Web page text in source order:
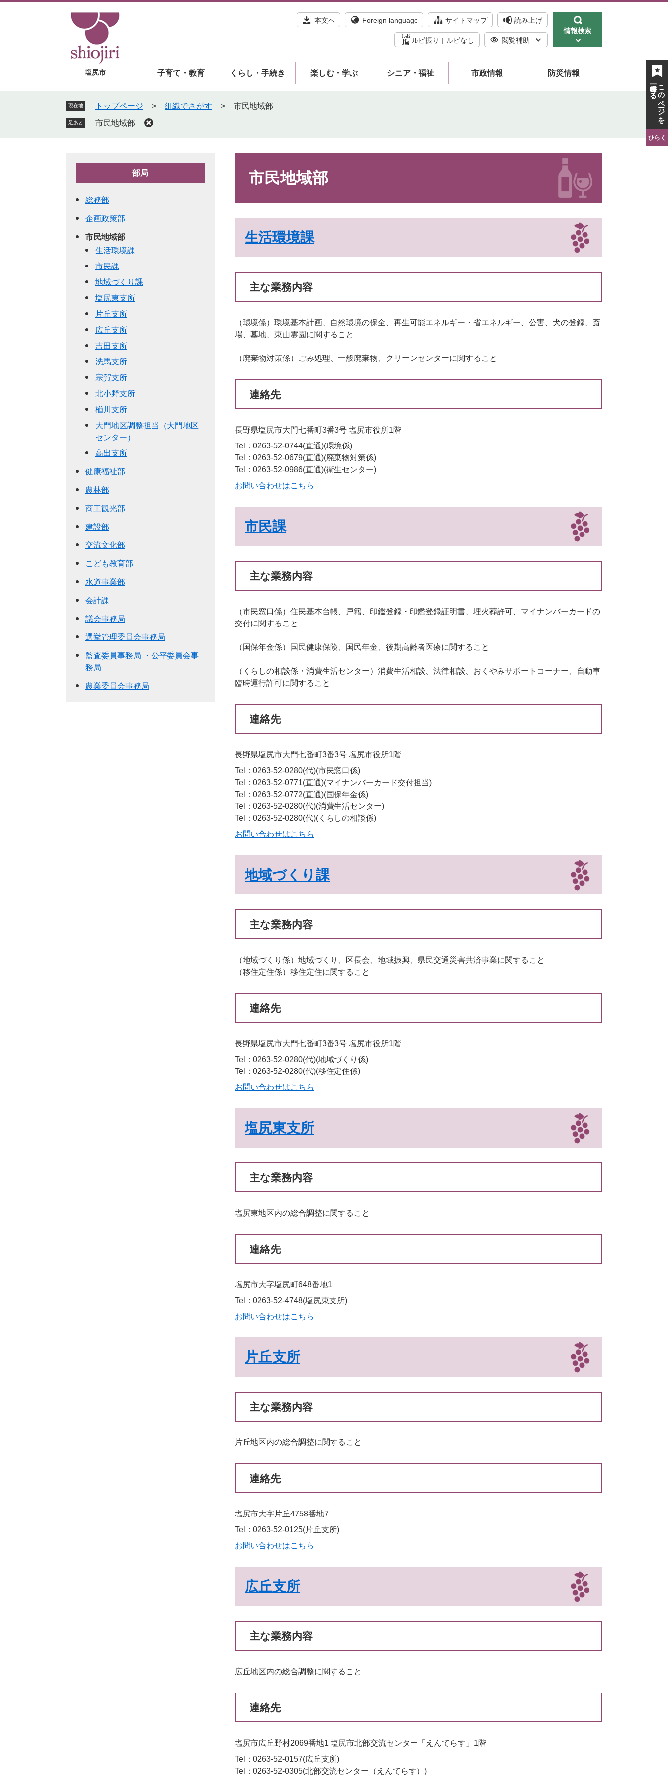
塩尻市
本文へ Foreign language サイトマップ 読み上げ
ルビ振り ルビなし 閲覧補助
情報検索
子育て・教育 くらし・手続き 楽しむ・学ぶ シニア・福祉 市政情報 防災情報
現在地 トップページ > 組織でさがす > 市民地域部
足あと 市民地域部
市民地域部
生活環境課
主な業務内容
（環境係）環境基本計画、自然環境の保全、再生可能エネルギー・省エネルギー、公害、犬の登録、斎
場、墓地、東山霊園に関すること
（廃棄物対策係）ごみ処理、一般廃棄物、クリーンセンターに関すること
連絡先
長野県塩尻市大門七番町3番3号 塩尻市役所1階
Tel：0263-52-0744(直通) 環境係
Tel：0263-52-0679(直通) 廃棄物対策係
Tel：0263-52-0986(直通) 衛生センター
お問い合わせはこちら
市民課
主な業務内容
（市民窓口係）住民基本台帳、戸籍、印鑑登録・印鑑登録証明書、埋火葬許可、マイナンバーカードの
交付に関すること
（国保年金係）国民健康保険、国民年金、後期高齢者医療に関すること
（くらしの相談係・消費生活センター）消費生活相談、法律相談、おくやみサポートコーナー、自動車
臨時運行許可に関すること
連絡先
長野県塩尻市大門七番町3番3号 塩尻市役所1階
Tel：0263-52-0280(代) 市民窓口係
Tel：0263-52-0771(直通) マイナンバーカード交付担当
Tel：0263-52-0772(直通) 国保年金係
Tel：0263-52-0280(代) 消費生活センター
Tel：0263-52-0280(代) くらしの相談係
お問い合わせはこちら
地域づくり課
主な業務内容
（地域づくり係）地域づくり、区長会、地域振興、県民交通災害共済事業に関すること
（移住定住係）移住定住に関すること
連絡先
長野県塩尻市大門七番町3番3号 塩尻市役所1階
Tel：0263-52-0280(代) 地域づくり係
Tel：0263-52-0280(代) 移住定住係
お問い合わせはこちら
塩尻東支所
主な業務内容
塩尻東地区内の総合調整に関すること
連絡先
塩尻市大字塩尻町648番地1
Tel：0263-52-4748 塩尻東支所
お問い合わせはこちら
片丘支所
主な業務内容
片丘地区内の総合調整に関すること
連絡先
塩尻市大字片丘4758番地7
Tel：0263-52-0125 片丘支所
お問い合わせはこちら
広丘支所
主な業務内容
広丘地区内の総合調整に関すること
連絡先
塩尻市広丘野村2069番地1 塩尻市北部交流センター「えんてらす」1階
Tel：0263-52-0157 広丘支所
Tel：0263-52-0305 北部交流センター（えんてらす）
部局
総務部
企画政策部
市民地域部
生活環境課
市民課
地域づくり課
塩尻東支所
片丘支所
広丘支所
吉田支所
洗馬支所
宗賀支所
北小野支所
楢川支所
大門地区調整担当（大門地区
センター）
高出支所
健康福祉部
農林部
商工観光部
建設部
交流文化部
こども教育部
水道事業部
会計課
議会事務局
選挙管理委員会事務局
監査委員事務局 ・公平委員会事
務局
農業委員会事務局
このページを
一時保存する
ひらく